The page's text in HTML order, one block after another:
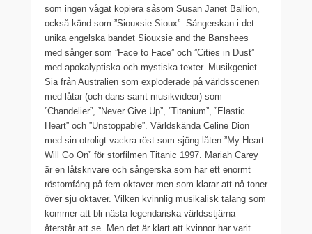
som ingen vågat kopiera såsom Susan Janet Ballion,
också känd som ”Siouxsie Sioux”. Sångerskan i det
unika engelska bandet Siouxsie and the Banshees
med sånger som ”Face to Face” och ”Cities in Dust”
med apokalyptiska och mystiska texter. Musikgeniet
Sia från Australien som exploderade på världsscenen
med låtar (och dans samt musikvideor) som
”Chandelier”, ”Never Give Up”, ”Titanium”, ”Elastic
Heart” och ”Unstoppable”. Världskända Celine Dion
med sin otroligt vackra röst som sjöng låten ”My Heart
Will Go On” för storfilmen Titanic 1997. Mariah Carey
är en låtskrivare och sångerska som har ett enormt
röstomfång på fem oktaver men som klarar att nå toner
över sju oktaver. Vilken kvinnlig musikalisk talang som
kommer att bli nästa legendariska världsstjärna
återstår att se. Men det är klart att kvinnor har varit